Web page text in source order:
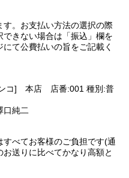
す。お支払い方法の選択の際
きない場合は「振込」欄を
て公費払いの旨をご記載く
ンコ] 本店 店番:001 種別:普
純二
べてお客様のご負担です(通
送りに比べてかなり高額と